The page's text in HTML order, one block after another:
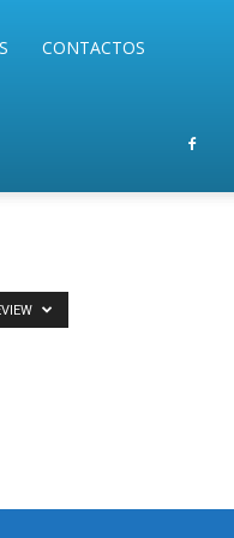
CONTACTOS